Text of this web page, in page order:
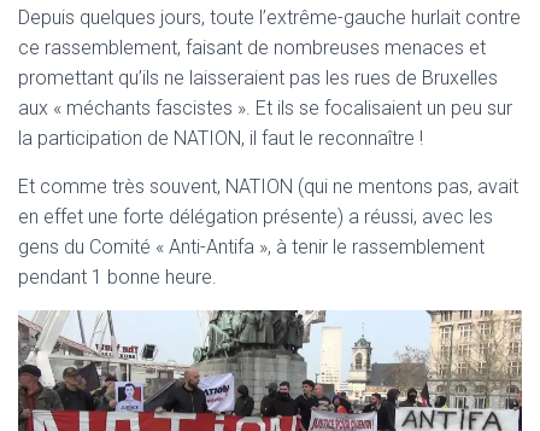
Depuis quelques jours, toute l’extrême-gauche hurlait contre
ce rassemblement, faisant de nombreuses menaces et
promettant qu’ils ne laisseraient pas les rues de Bruxelles
aux « méchants fascistes ». Et ils se focalisaient un peu sur
la participation de NATION, il faut le reconnaître !
Et comme très souvent, NATION (qui ne mentons pas, avait
en effet une forte délégation présente) a réussi, avec les
gens du Comité « Anti-Antifa », à tenir le rassemblement
pendant 1 bonne heure.